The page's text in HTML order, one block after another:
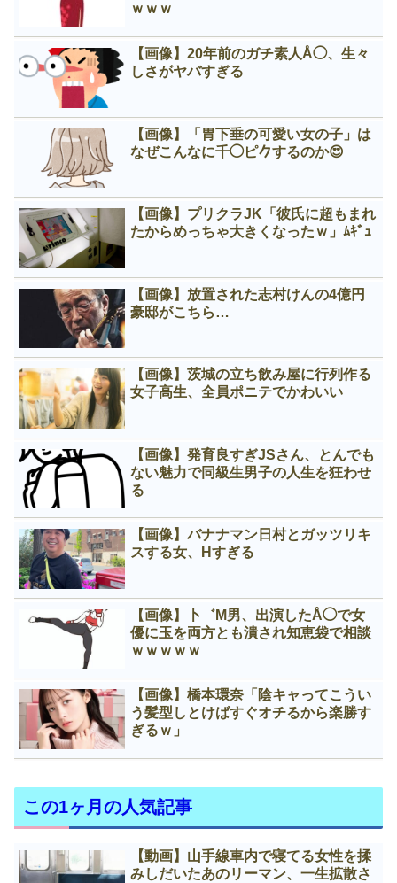
ｗｗｗ
【画像】20年前のガチ素人Å◯、生々
しさがヤバすぎる
【画像】「胃下垂の可愛い女の子」は
なぜこんなに千◯ピ𠂊するのか😍
【画像】プリクラJK「彼氏に超もまれ
たからめっちゃ大きくなったｗ」ﾑｷﾞｭ
【画像】放置された志村けんの4億円
豪邸がこちら…
【画像】茨城の立ち飲み屋に行列作る
女子高生、全員ポニテでかわいい
【画像】発育良すぎJSさん、とんでも
ない魅力で同級生男子の人生を狂わせ
る
【画像】バナナマン日村とガッツリキ
スする女、Нすぎる
【画像】卜゛M男、出演したÅ◯で女
優に玉を両方とも潰され知恵袋で相談
ｗｗｗｗｗ
【画像】橋本環奈「陰キャってこうい
う髪型しとけばすぐオチるから楽勝す
ぎるｗ」
この1ヶ月の人気記事
【動画】山手線車内で寝てる女性を揉
みしだいたあのリーマン、一生拡散さ